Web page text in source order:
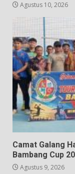
Agustus 10, 2026
Camat Galang
Bambang Cup
Agustus 9, 2026